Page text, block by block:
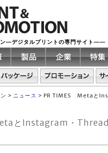
ン―デジタルプリントの専門サイト――
> ニュース > PR TIMES Metaと
とInstagram・